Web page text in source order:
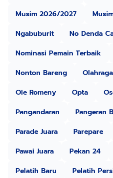
Musim 2026/2027
Ngabuburit
No Denda
Nominasi Pemain Terbaik
Nonton Bareng
Ole Romeny
Opta
Pangandaran
Pangeran
Parade Juara
Parepare
Pawai Juara
Pekan 24
Pelatih Baru
Pelatih